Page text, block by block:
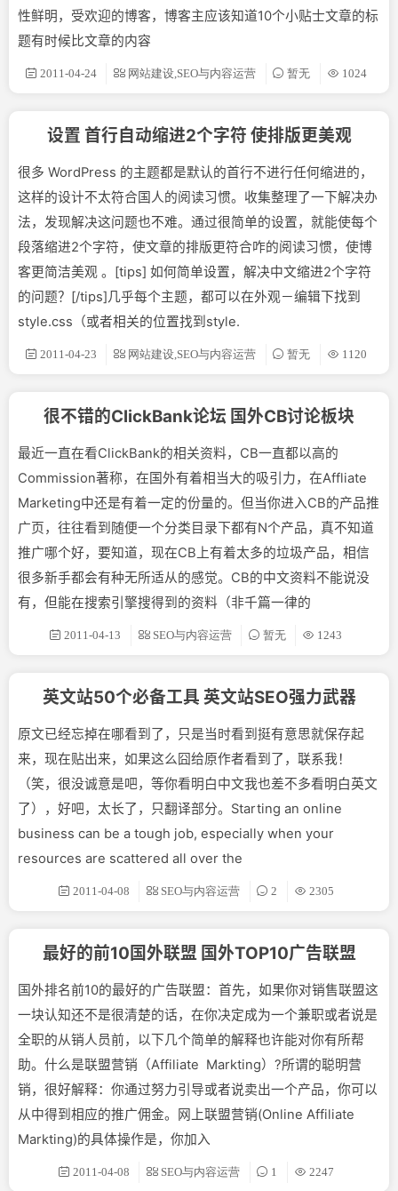
性鲜明，受欢迎的博客，博客主应该知道10个小贴士文章的标
题有时候比文章的内容
2011-04-24 网站建设,SEO与内容运营 暂无 1024
设置 首行自动缩进2个字符 使排版更美观
很多 WordPress 的主题都是默认的首行不进行任何缩进的，
这样的设计不太符合国人的阅读习惯。收集整理了一下解决办
法，发现解决这问题也不难。通过很简单的设置，就能使每个
段落缩进2个字符，使文章的排版更符合咋的阅读习惯，使博
客更简洁美观 。[tips] 如何简单设置，解决中文缩进2个字符
的问题？[/tips]几乎每个主题，都可以在外观－编辑下找到
style.css（或者相关的位置找到style.
2011-04-23 网站建设,SEO与内容运营 暂无 1120
很不错的ClickBank论坛 国外CB讨论板块
最近一直在看ClickBank的相关资料，CB一直都以高的
Commission著称，在国外有着相当大的吸引力，在Affliate
Marketing中还是有着一定的份量的。但当你进入CB的产品推
广页，往往看到随便一个分类目录下都有N个产品，真不知道
推广哪个好，要知道，现在CB上有着太多的垃圾产品，相信
很多新手都会有种无所适从的感觉。CB的中文资料不能说没
有，但能在搜索引擎搜得到的资料（非千篇一律的
2011-04-13 SEO与内容运营 暂无 1243
英文站50个必备工具 英文站SEO强力武器
原文已经忘掉在哪看到了，只是当时看到挺有意思就保存起
来，现在贴出来，如果这么囧给原作者看到了，联系我！
（笑，很没诚意是吧，等你看明白中文我也差不多看明白英文
了），好吧，太长了，只翻译部分。Starting an online
business can be a tough job, especially when your
resources are scattered all over the
2011-04-08 SEO与内容运营 2 2305
最好的前10国外联盟 国外TOP10广告联盟
国外排名前10的最好的广告联盟：首先，如果你对销售联盟这
一块认知还不是很清楚的话，在你决定成为一个兼职或者说是
全职的从销人员前，以下几个简单的解释也许能对你有所帮
助。什么是联盟营销（Affiliate Markting）?所谓的聪明营
销，很好解释：你通过努力引导或者说卖出一个产品，你可以
从中得到相应的推广佣金。网上联盟营销(Online Affiliate
Markting)的具体操作是，你加入
2011-04-08 SEO与内容运营 1 2247